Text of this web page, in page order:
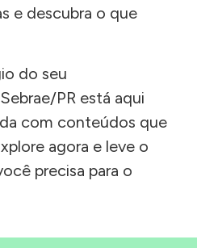
e descubra o que
do seu
PR está aqui
com conteúdos que
agora e leve o
precisa para o